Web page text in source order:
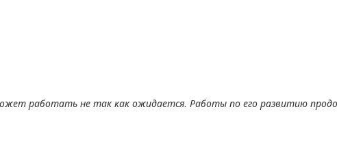
работать не так как ожидается. Работы по его развитию